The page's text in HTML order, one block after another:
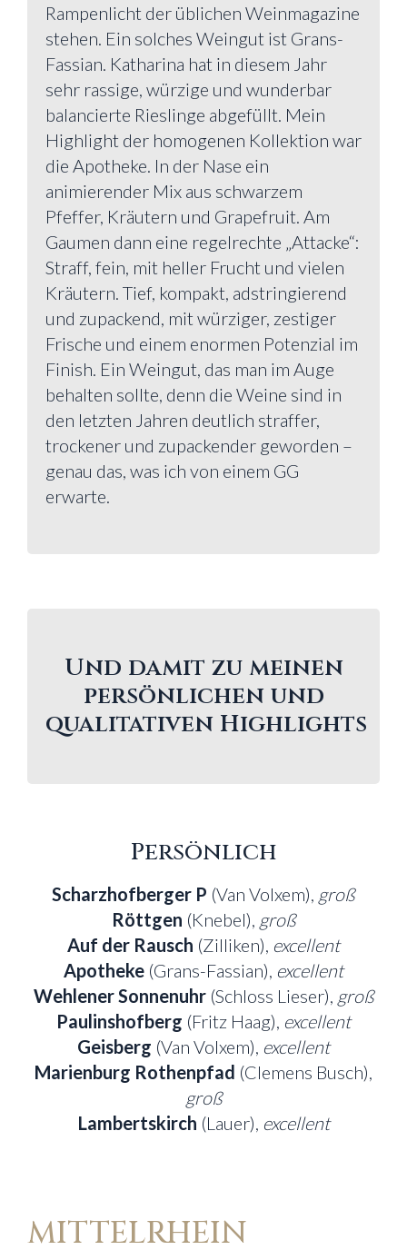
Rampenlicht der üblichen Weinmagazine
stehen. Ein solches Weingut ist Grans-
Fassian. Katharina hat in diesem Jahr
sehr rassige, würzige und wunderbar
balancierte Rieslinge abgefüllt. Mein
Highlight der homogenen Kollektion war
die Apotheke. In der Nase ein
animierender Mix aus schwarzem
Pfeffer, Kräutern und Grapefruit. Am
Gaumen dann eine regelrechte „Attacke“:
Straff, fein, mit heller Frucht und vielen
Kräutern. Tief, kompakt, adstringierend
und zupackend, mit würziger, zestiger
Frische und einem enormen Potenzial im
Finish. Ein Weingut, das man im Auge
behalten sollte, denn die Weine sind in
den letzten Jahren deutlich straffer,
trockener und zupackender geworden –
genau das, was ich von einem GG
erwarte.
Und damit zu meinen
persönlichen und
qualitativen Highlights
Persönlich
Scharzhofberger P (Van Volxem), groß
Röttgen (Knebel), groß
Auf der Rausch (Zilliken), excellent
Apotheke (Grans-Fassian), excellent
Wehlener Sonnenuhr (Schloss Lieser), groß
Paulinshofberg (Fritz Haag), excellent
Geisberg (Van Volxem), excellent
Marienburg Rothenpfad (Clemens Busch),
groß
Lambertskirch (Lauer), excellent
MITTELRHEIN